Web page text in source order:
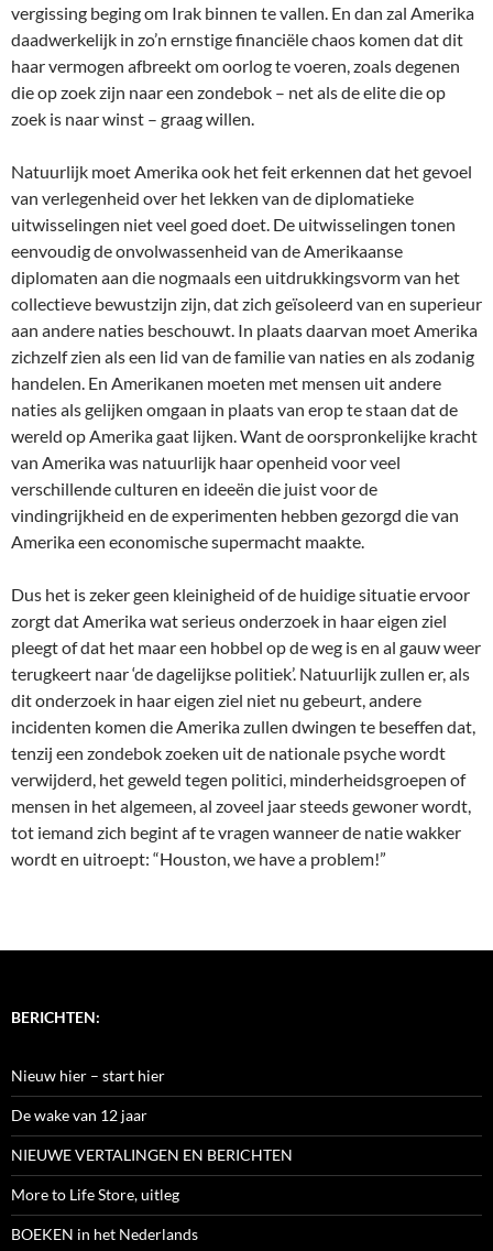
vergissing beging om Irak binnen te vallen. En dan zal Amerika
daadwerkelijk in zo’n ernstige financiële chaos komen dat dit
haar vermogen afbreekt om oorlog te voeren, zoals degenen
die op zoek zijn naar een zondebok – net als de elite die op
zoek is naar winst – graag willen.
Natuurlijk moet Amerika ook het feit erkennen dat het gevoel
van verlegenheid over het lekken van de diplomatieke
uitwisselingen niet veel goed doet. De uitwisselingen tonen
eenvoudig de onvolwassenheid van de Amerikaanse
diplomaten aan die nogmaals een uitdrukkingsvorm van het
collectieve bewustzijn zijn, dat zich geïsoleerd van en superieur
aan andere naties beschouwt. In plaats daarvan moet Amerika
zichzelf zien als een lid van de familie van naties en als zodanig
handelen. En Amerikanen moeten met mensen uit andere
naties als gelijken omgaan in plaats van erop te staan dat de
wereld op Amerika gaat lijken. Want de oorspronkelijke kracht
van Amerika was natuurlijk haar openheid voor veel
verschillende culturen en ideeën die juist voor de
vindingrijkheid en de experimenten hebben gezorgd die van
Amerika een economische supermacht maakte.
Dus het is zeker geen kleinigheid of de huidige situatie ervoor
zorgt dat Amerika wat serieus onderzoek in haar eigen ziel
pleegt of dat het maar een hobbel op de weg is en al gauw weer
terugkeert naar ‘de dagelijkse politiek’. Natuurlijk zullen er, als
dit onderzoek in haar eigen ziel niet nu gebeurt, andere
incidenten komen die Amerika zullen dwingen te beseffen dat,
tenzij een zondebok zoeken uit de nationale psyche wordt
verwijderd, het geweld tegen politici, minderheidsgroepen of
mensen in het algemeen, al zoveel jaar steeds gewoner wordt,
tot iemand zich begint af te vragen wanneer de natie wakker
wordt en uitroept: “Houston, we have a problem!”
BERICHTEN:
Nieuw hier – start hier
De wake van 12 jaar
NIEUWE VERTALINGEN EN BERICHTEN
More to Life Store, uitleg
BOEKEN in het Nederlands